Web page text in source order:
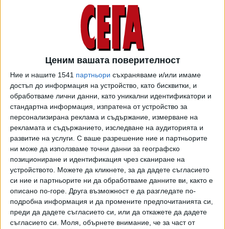
Ценим вашата поверителност
Ние и нашите 1541 партньори съхраняваме и/или имаме
достъп до информация на устройство, като бисквитки, и
обработваме лични данни, като уникални идентификатори и
стандартна информация, изпратена от устройство за
персонализирана реклама и съдържание, измерване на
рекламата и съдържанието, изследване на аудиторията и
развитие на услуги. С ваше разрешение ние и партньорите
ни може да използваме точни данни за географско
позициониране и идентификация чрез сканиране на
устройството. Можете да кликнете, за да дадете съгласието
си ние и партньорите ни да обработваме данните ви, както е
описано по-горе. Друга възможност е да разгледате по-
подробна информация и да промените предпочитанията си,
преди да дадете съгласието си, или да откажете да дадете
съгласието си.
Моля, обърнете внимание, че за част от
Радев напомни за продължаващите граждански
протести и упоритият отказ на правителството да се
съобрази с искането им за оставка. "Изборите са
фундаментът на всяка демокрация ... Отказът на властта
да чуе гласа на гражданството удължава агонията. В тази
ситуация кабинетът не управлява, а търси избягването
на политическата и правна отговорност за
многобройните скандали, белязали последните години",
посочи той. По думите му същата цел преследват и
промените в Изборния кодекс.
Основен проблем според държавния глава се явява
заложената от управляващите възможност в закона
се гласува и с хартиени бюлетини, и с машини, което
обезсмисля машинния вот. "Тези решения трудно могат
да се обяснят с друго освен с желанието да се отворят
достатъчно възможности за хаос и изборни манипулации
в полза на управляващите", смята президентът.